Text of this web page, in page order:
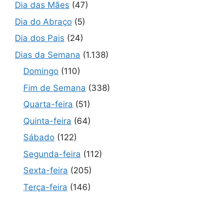
Dia das Mães (47)
Dia do Abraço (5)
Dia dos Pais (24)
Dias da Semana (1.138)
Domingo (110)
Fim de Semana (338)
Quarta-feira (51)
Quinta-feira (64)
Sábado (122)
Segunda-feira (112)
Sexta-feira (205)
Terça-feira (146)